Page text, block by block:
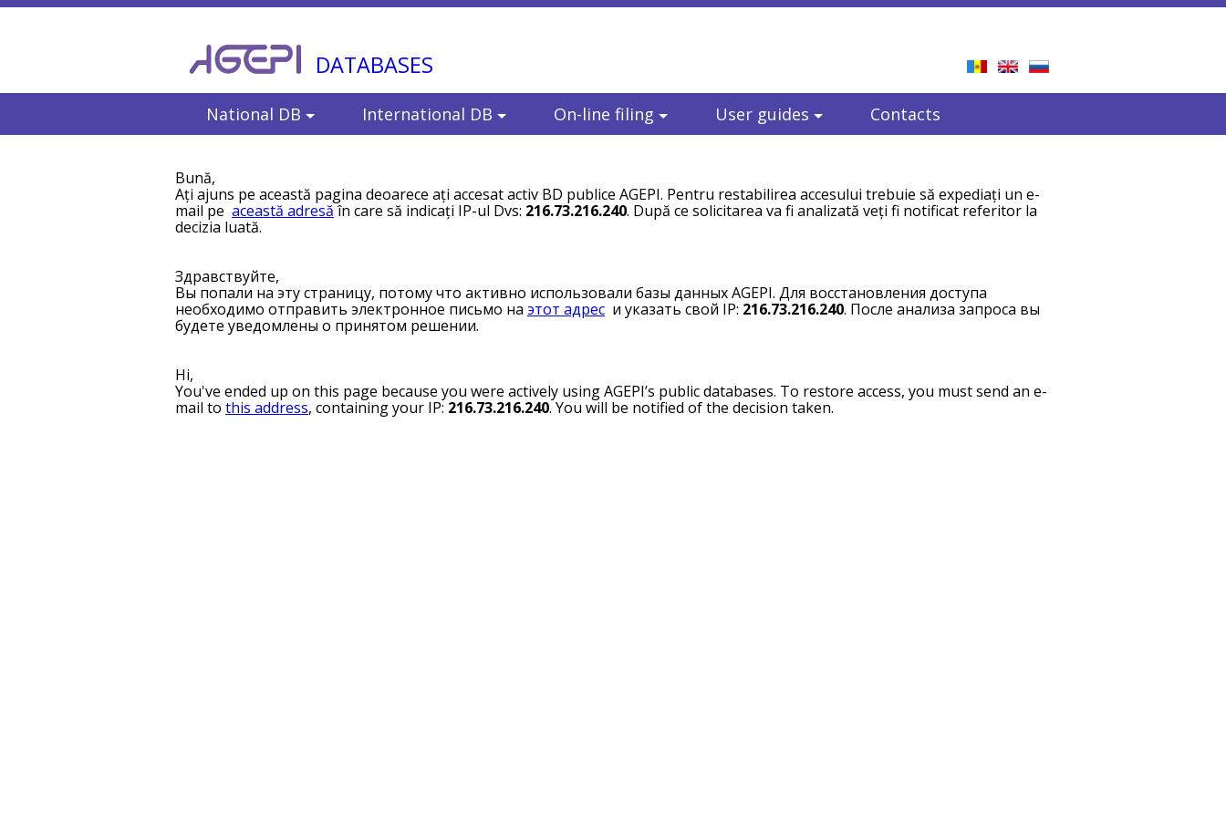
DATABASES
National DB International DB On-line filing User guides Contacts
Bună,
Ați ajuns pe această pagina deoarece ați accesat activ BD publice AGEPI. Pentru restabilirea accesului trebuie să expediați un e-
mail pe această adresă în care să indicați IP-ul Dvs: 216.73.216.240. După ce solicitarea va fi analizată veți fi notificat referitor la
decizia luată.
Здравствуйте,
Вы попали на эту страницу, потому что активно использовали базы данных AGEPI. Для восстановления доступа
необходимо отправить электронное письмо на этот адрес и указать свой IP: 216.73.216.240. После анализа запроса вы
будете уведомлены о принятом решении.
Hi,
You've ended up on this page because you were actively using AGEPI’s public databases. To restore access, you must send an e-
mail to this address, containing your IP: 216.73.216.240. You will be notified of the decision taken.